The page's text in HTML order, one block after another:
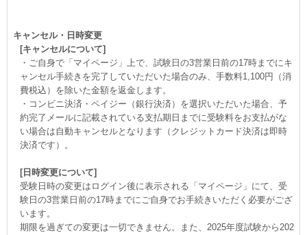
キャンセル・日時変更
[キャンセルについて]
・ご自身で「マイページ」上で、試験日の3営業日前の17時までにキ
ャンセル手続きを完了していただいた場合のみ、手数料1,100円（消
費税込）を除いた金額を返金します。
・コンビニ決済・ペイジー（銀行決済）を選択いただいた場合、予
約完了メールに記載されている支払期日までに受験料をお支払がな
い場合は自動キャンセルとなります（クレジットカード決済は即時
決済です）。
[日時変更について]
受験日時の変更はログイン後に表示される「マイページ」にて、受
験日の3営業日前の17時までにご自身でお手続きいただく必要がござ
います。
期限を過ぎての変更は一切できません。また、2025年度試験から202